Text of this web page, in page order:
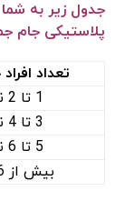
جدول زیر به
پلاستیکی جام
تعداد افراد
1 تا 2 نفر
3 تا 4 نفر
5 تا 6 نفر
بیش از 6 نفر